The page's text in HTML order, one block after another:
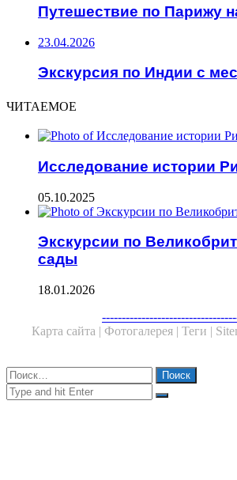
Путешествие по Парижу
23.04.2026
Экскурсия по Индии с
ЧИТАЕМОЕ
Исследование истории
05.10.2025
Экскурсии по
сады
18.01.2026
Карта сайта | Фотогалерея | Теги |
Close
Найти:
Close
Search